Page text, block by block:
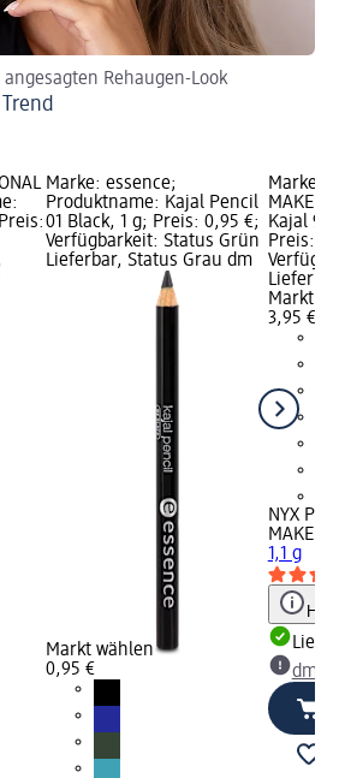
Rehaugen-Look
Marke: essence;
Produktname: Kajal Pencil
01 Black, 1 g; Preis: 0,95 €;
Verfügbarkeit: Status Grün
Lieferbar, Status Grau dm
Markt wählen
0,95 €
Marke:
Kajal
Preis:
Markt
3,95 €
NYX
MAKEUP
1,1 g
dm